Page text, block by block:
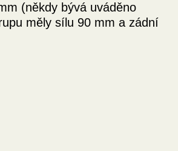
(někdy bývá uváděno
měly sílu 90 mm a zádní